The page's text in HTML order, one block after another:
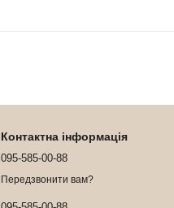
Контактна інформація
095-585-00-88
Передзвонити вам?